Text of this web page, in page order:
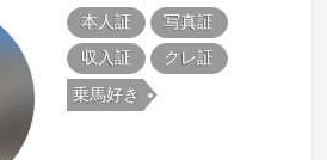
本人証
写真証
収入証
クレ証
乗馬好き